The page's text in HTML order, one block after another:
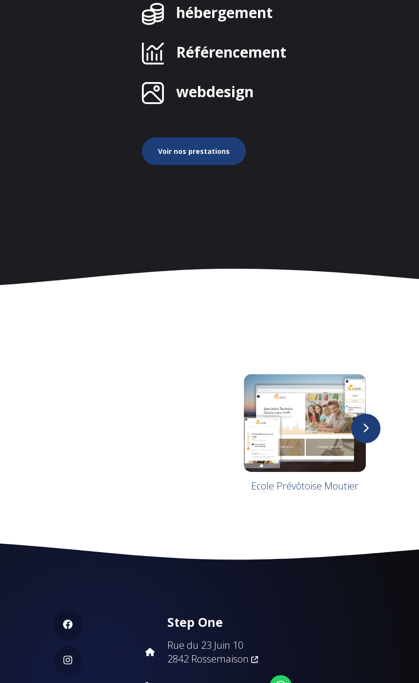
hébergement
Référencement
webdesign
Voir nos prestations
Ecole Prévôtoise Moutier
Step One
Rue du 23 Juin 10
2842 Rossemaison